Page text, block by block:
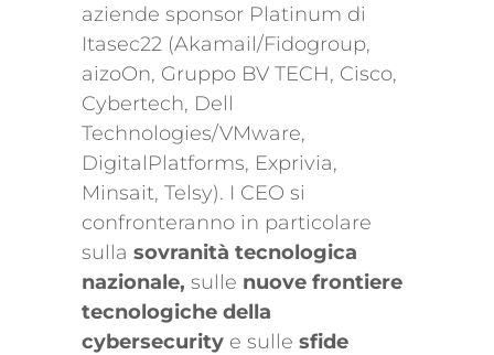
aziende sponsor Platinum di
Itasec22 (Akamail/Fidogroup,
aizoOn, Gruppo BV TECH, Cisco,
Cybertech, Dell
Technologies/VMware,
DigitalPlatforms, Exprivia,
Minsait, Telsy). I CEO si
confronteranno in particolare
sulla sovranità tecnologica
nazionale, sulle nuove frontiere
tecnologiche della
cybersecurity e sulle sfide